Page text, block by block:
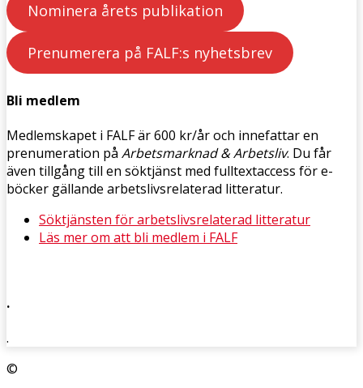
Nominera årets publikation
Prenumerera på FALF:s nyhetsbrev
Bli medlem
Medlemskapet i FALF är 600 kr/år och innefattar en
prenumeration på Arbetsmarknad & Arbetsliv. Du får
även tillgång till en söktjänst med fulltextaccess för e-
böcker gällande arbetslivsrelaterad litteratur.
Söktjänsten för arbetslivsrelaterad litteratur
Läs mer om att bli medlem i FALF
.
.
©